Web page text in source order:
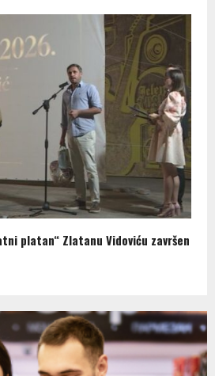
platan“ Zlatanu Vidoviću završen